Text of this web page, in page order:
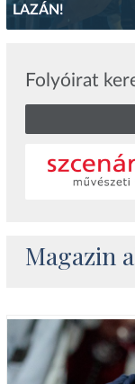
LAZÁN!
Folyóirat
Magazin